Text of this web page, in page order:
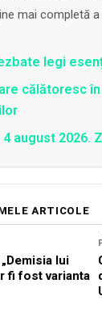
mai completă
legi
călătoresc
august 2026.
ARTICOLE
lui
fi fost varianta